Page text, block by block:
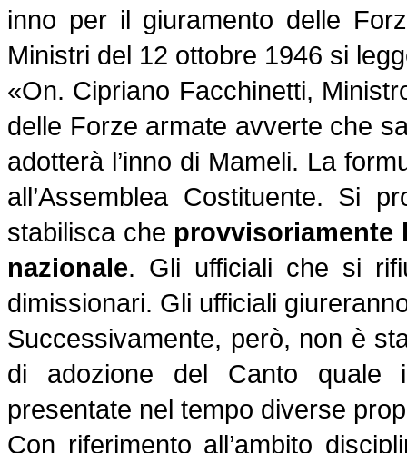
inno per il giuramento delle
Ministri del 12 ottobre 1946 si
«On. Cipriano Facchinetti,
delle Forze armate avverte che
adotterà l’inno di Mameli. La
all’Assemblea Costituente. Si
stabilisca che provvisoriamente
nazionale. Gli ufficiali che si
dimissionari. Gli ufficiali
Successivamente, però, non è
di adozione del Canto quale
presentate nel tempo diverse
Con riferimento all’ambito